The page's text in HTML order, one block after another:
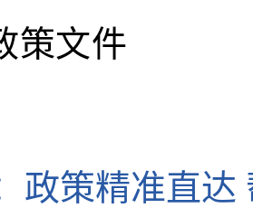
策文件
政策精准直